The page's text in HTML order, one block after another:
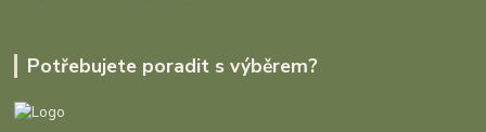
Potřebujete poradit s výběrem?